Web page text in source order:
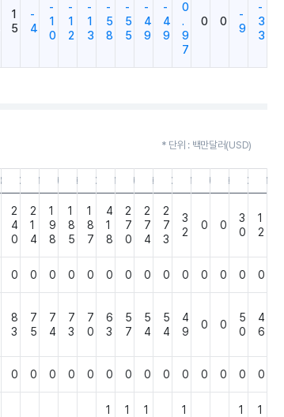
1
5
-
4
-
1
0
-
1
2
-
1
3
-
5
8
-
5
5
-
4
9
-
4
9
0
.
9
7
0 0
-
9
-
3
3
* 단위 : 백만달러(USD)
23.03.3122.12.31
22.09.3022.06.3022.03.3121.12.3121.09.3021.06.3021.03.3120.12.31
20.09.3020.06.3020.03.3119.12.31
2
4
0
2
1
4
1
9
8
1
8
5
1
8
7
4
1
8
2
7
0
2
7
4
2
7
3
3
2
0 0
3
0
1
2
0 0 0 0 0 0 0 0 0 0 0 0 0 0
8
3
7
5
7
4
7
3
7
0
6
3
5
7
5
4
5
4
4
9
0 0
5
0
4
6
0 0 0 0 0 0 0 0 0 0 0 0 0 0
1
1
1
1
1
1